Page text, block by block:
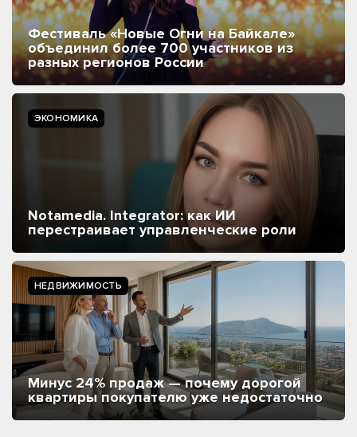
Фестиваль «Новые Огни на Байкале»
объединил более 700 участников из
разных регионов России
ЭКОНОМИКА
Notamedia. Integrator: как ИИ
перестраивает управленческие роли
НЕДВИЖИМОСТЬ
Минус 24% продаж — почему дорогой
квартиры покупателю уже недостаточно